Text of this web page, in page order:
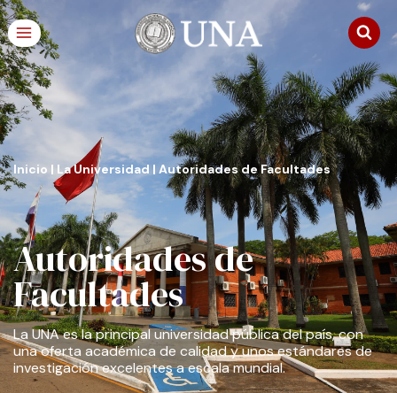
Inicio | La Universidad| Autoridades de Facultades
Autoridades de
Facultades
La UNA es la principal universidad pública del país, con
una oferta académica de calidad y unos estándares de
investigación excelentes a escala mundial.